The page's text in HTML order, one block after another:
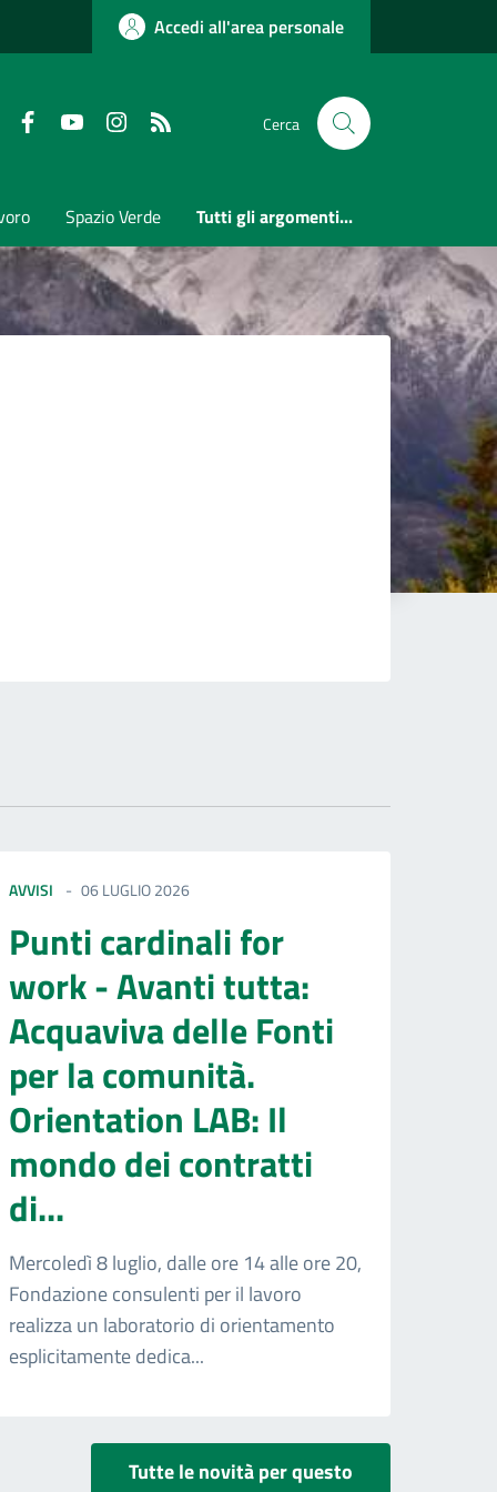
Accedi all'area personale
FaceboookYoutubeInstagram Cerca
Spazio Verde Tutti gli argomenti...
AVVISI 06 LUGLIO 2026
Punti cardinali for
work - Avanti tutta:
Acquaviva delle Fonti
per la comunità.
Orientation LAB: Il
mondo dei contratti
di...
Mercoledì 8 luglio, dalle ore 14 alle ore 20,
Fondazione consulenti per il lavoro
realizza un laboratorio di orientamento
esplicitamente dedica...
Tutte le novità per questo